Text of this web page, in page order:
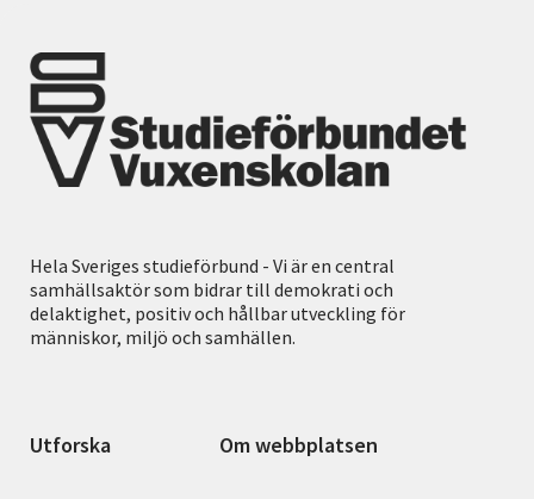
Hela Sveriges studieförbund - Vi är en central
samhällsaktör som bidrar till demokrati och
delaktighet, positiv och hållbar utveckling för
människor, miljö och samhällen.
Utforska Om webbplatsen